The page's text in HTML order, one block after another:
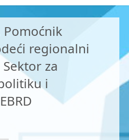
Pomoćnik
regionalni
za
i